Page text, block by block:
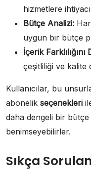
hizmetlere
Bütçe Analizi:
uygun bir bütçe
İçerik
çeşitliliği ve kalite
Kullanıcılar, bu
abonelik seçenekleri
daha dengeli bir
benimseyebilirler.
Sıkça